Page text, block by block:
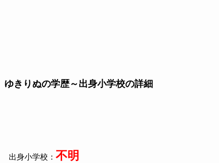
ゆきりぬの学歴～出身小学校の詳細
出身小学校： 不明